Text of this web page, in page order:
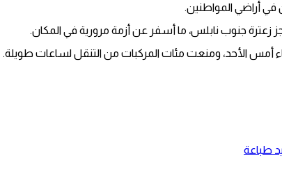
في أراضي المواطنين.
جنوب نابلس، ما أسفر عن أزمة مرورية في المكان.
أمس الأحد، ومنعت مئات المركبات من التنقل لساعات طويلة.
طباعة